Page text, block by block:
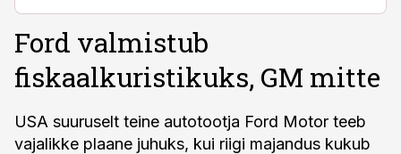
Ford valmistub
fiskaalkuristikuks, GM mitte
USA suuruselt teine autotootja Ford Motor teeb
vajalikke plaane juhuks, kui riigi majandus kukub